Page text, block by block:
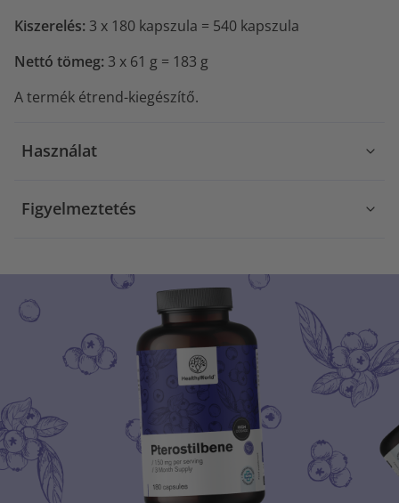
Kiszerelés: 3 x 180 kapszula = 540 kapszula
Nettó tömeg: 3 x 61 g = 183 g
A termék étrend-kiegészítő.
Használat
Figyelmeztetés